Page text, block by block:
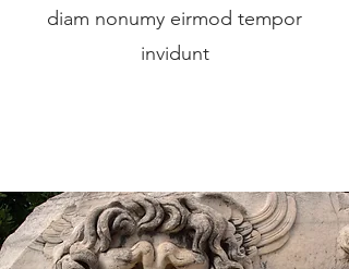
diam nonumy eirmod tempor
invidunt